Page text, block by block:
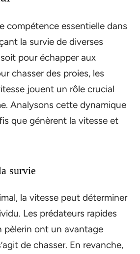
compétence essentielle dans
la survie de diverses
pour échapper aux
chasser des proies, les
jouent un rôle crucial
Analysons cette dynamique
que génèrent la vitesse et
survie
la vitesse peut déterminer
Les prédateurs rapides
pèlerin ont un avantage
de chasser. En revanche,